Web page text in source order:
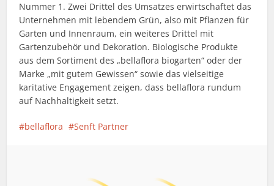
Nummer 1. Zwei Drittel des Umsatzes erwirtschaftet das
Unternehmen mit lebendem Grün, also mit Pflanzen für
Garten und Innenraum, ein weiteres Drittel mit
Gartenzubehör und Dekoration. Biologische Produkte
aus dem Sortiment des „bellaflora biogarten“ oder der
Marke „mit gutem Gewissen“ sowie das vielseitige
karitative Engagement zeigen, dass bellaflora rundum
auf Nachhaltigkeit setzt.
bellaflora Senft Partner